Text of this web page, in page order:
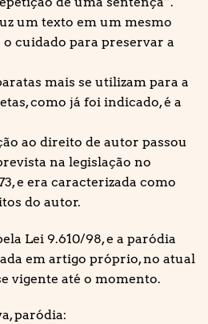
um texto em um mesmo
cuidado para preservar a
mais se utilizam para a
como já foi indicado, é a
ao direito de autor passou
na legislação no
e era caracterizada como
do autor.
Lei 9.610/98, e a paródia
em artigo próprio, no atual
vigente até o momento.
paródia: